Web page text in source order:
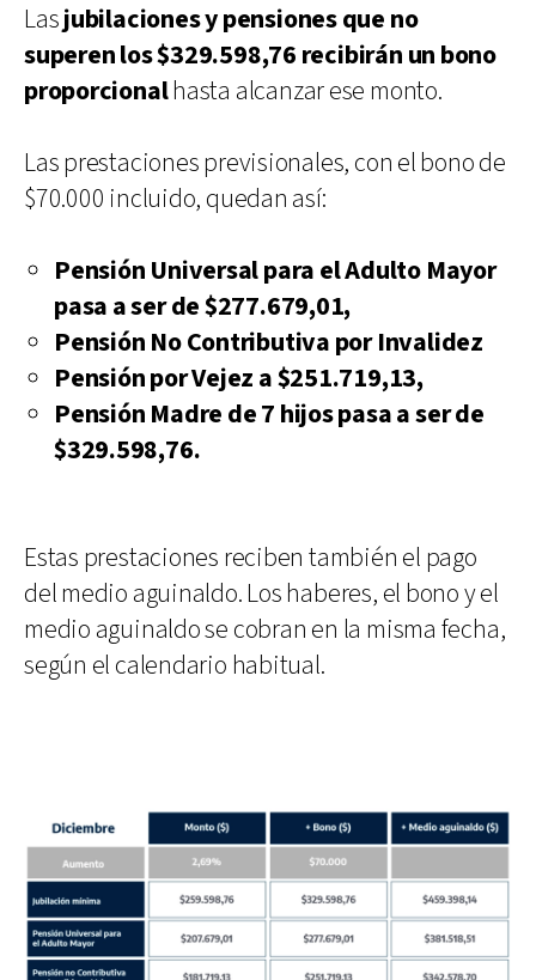
Lasjubilaciones y pensiones que no
superen los $329.598,76 recibirán un bono
proporcionalhasta alcanzar ese monto.
Las prestaciones previsionales, con el bono de
$70.000 incluido, quedan así:
Pensión Universal para el Adulto Mayor
pasa a ser de $277.679,01,
Pensión No Contributiva por Invalidez
Pensión por Vejez a $251.719,13,
Pensión Madre de 7 hijos pasa a ser de
$329.598,76.
Estas prestaciones reciben también el pago
del medio aguinaldo. Los haberes, el bono y el
medio aguinaldo se cobran en la misma fecha,
según el calendario habitual.